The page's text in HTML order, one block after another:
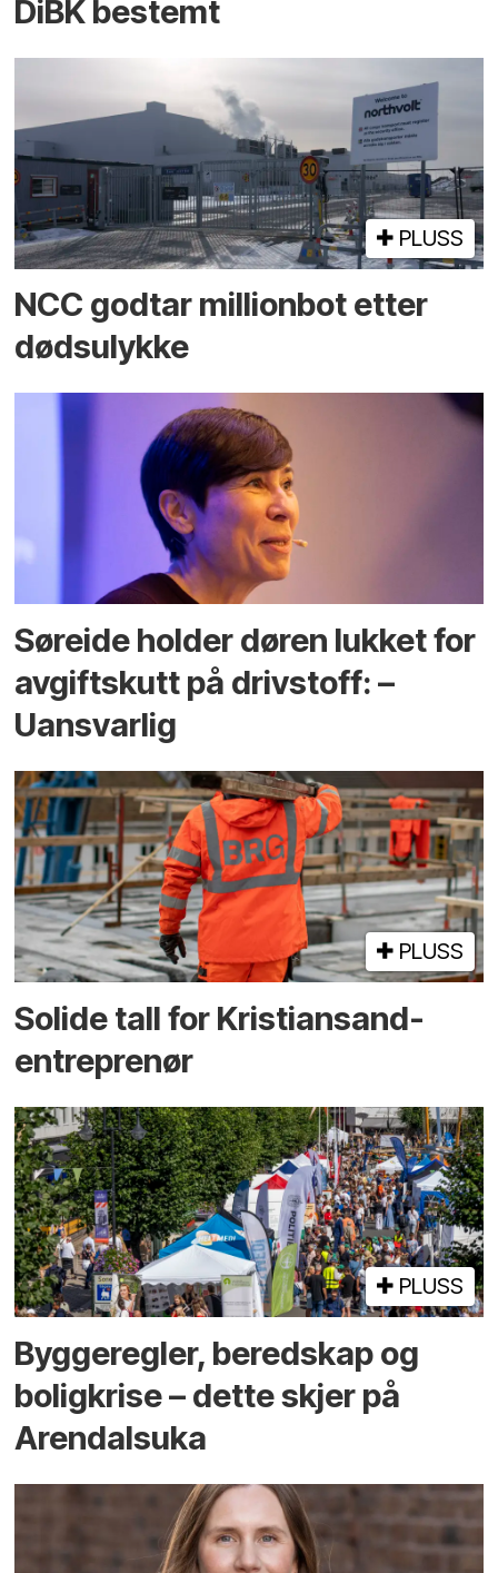
DiBK bestemt
PLUSS
NCC godtar millionbot etter
dødsulykke
Søreide holder døren lukket for
avgiftskutt på drivstoff: –
Uansvarlig
PLUSS
Solide tall for Kristiansand-
entreprenør
PLUSS
Bygge­regler, beredskap og
bolig­krise – dette skjer på
Arendals­uka